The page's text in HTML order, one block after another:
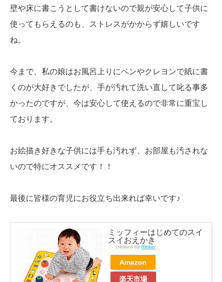
壁や床に書こうとして書けないので親が安心して子供に
使ってもらえるのも、ストレスがかからず嬉しいです
ね。
今まで、私の娘はお風呂上りにペンやクレヨンで紙に書
くのが大好きでしたが、手が汚れて洗い直して叱る事多
かったのですが、今は安心して使えるので非常に重宝し
ております。
お絵描き好きな子供には手も汚れず、お部屋も汚されな
いので特にオススメです！！
最後に皆様の育児にお役立ち出来れば幸いです♪
ミッフィーはじめてのスイ
スイおえかき
created by Rinker
Amazon
楽天市場